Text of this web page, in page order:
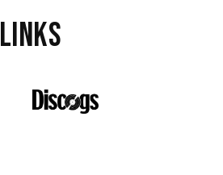
Links